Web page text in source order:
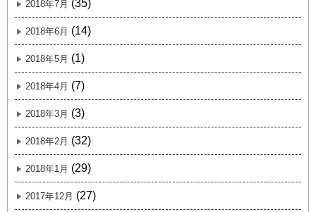
2018年7月 (35)
2018年6月 (14)
2018年5月 (1)
2018年4月 (7)
2018年3月 (3)
2018年2月 (32)
2018年1月 (29)
2017年12月 (27)